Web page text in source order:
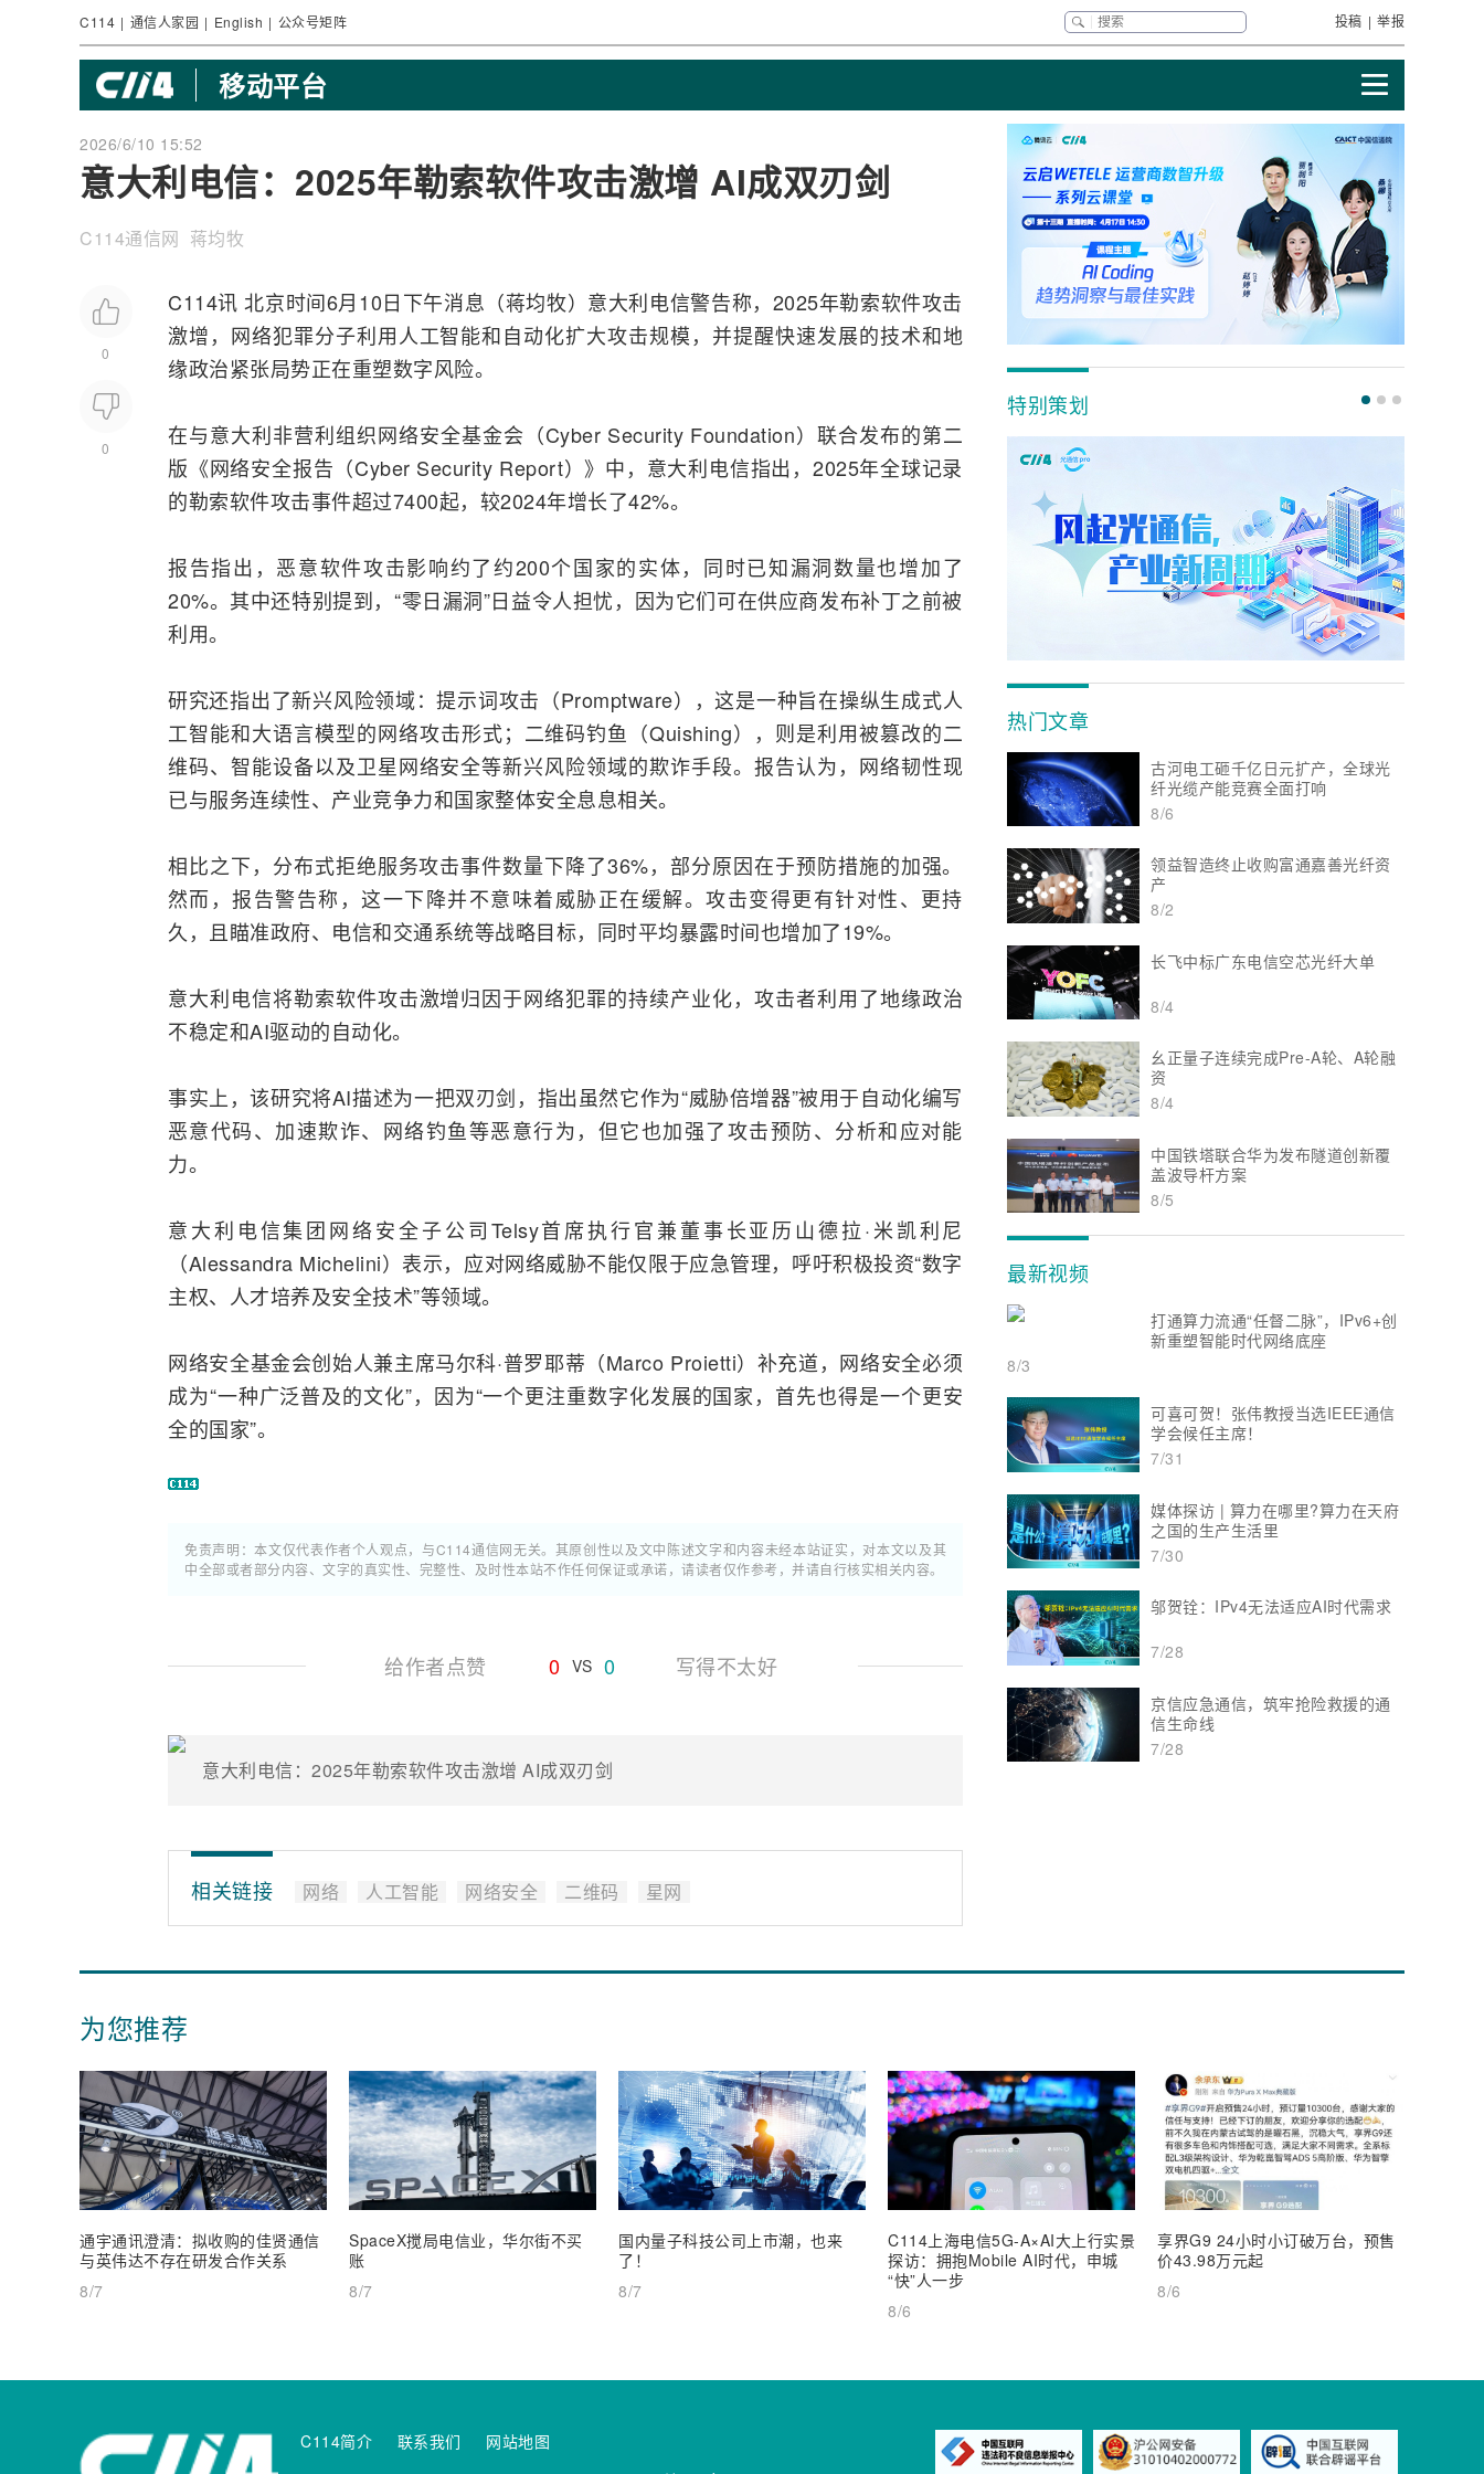
C114 | 通信人家园 | English | 公众号矩阵 投稿 | 举报
移动平台
2026/6/10 15:52
意大利电信：2025年勒索软件攻击激增 AI成双刃剑
C114通信网 蒋均牧
0
0
C114讯 北京时间6月10日下午消息（蒋均牧）意大利电信警告称，2025年勒索软件攻击
激增， 网络犯罪分子利用人工智能和自动化扩大攻击规模，并提醒快速发展的技术和地
缘政治紧张局势正在重塑数字风险。
在与意大利非营利组织网络安全基金会（Cyber Security Foundation）联合发布的第二
版《网络安全报告（Cyber Security Report）》中，意大利电信指出，2025年全球记录
的勒索软件攻击事件超过7400起，较2024年增长了42%。
报告指出，恶意软件攻击影响约了约200个国家的实体，同时已知漏洞数量也增加了
20%。其中还特别提到，“零日漏洞”日益令人担忧，因为它们可在供应商发布补丁之前被
利用。
研究还指出了新兴风险领域：提示词攻击（Promptware），这是一种旨在操纵生成式人
工智能和大语言模型的网络攻击形式； 二维码钓鱼（Quishing），则是利用被篡改的二
维码、智能设备以及卫星网络安全等新兴风险领域的欺诈手段。报告认为，网络韧性现
已与服务连续性、产业竞争力和国家整体安全息息相关。
相比之下，分布式拒绝服务攻击事件数量下降了36%，部分原因在于预防措施的加强。
然而，报告警告称，这一下降并不意味着威胁正在缓解。攻击变得更有针对性、更持
久，且瞄准政府、电信和交通系统等战略目标，同时平均暴露时间也增加了19%。
意大利电信将勒索软件攻击激增归因于网络犯罪的持续产业化，攻击者利用了地缘政治
不稳定和AI驱动的自动化。
事实上，该研究将AI描述为一把双刃剑，指出虽然它作为“威胁倍增器”被用于自动化编写
恶意代码、加速欺诈、网络钓鱼等恶意行为，但它也加强了攻击预防、分析和应对能
力。
意大利电信集团网络安全子公司Telsy首席执行官兼董事长亚历山德拉·米凯利尼
（Alessandra Michelini）表示，应对网络威胁不能仅限于应急管理，呼吁积极投资“数字
主权、人才培养及安全技术”等领域。
网络安全基金会创始人兼主席马尔科·普罗耶蒂（Marco Proietti）补充道，网络安全必须
成为“一种广泛普及的文化”，因为“一个更注重数字化发展的国家，首先也得是一个更安
全的国家”。
免责声明：本文仅代表作者个人观点，与C114通信网无关。其原创性以及文中陈述文字和内容未经本站证实，对本文以及其
中全部或者部分内容、文字的真实性、完整性、及时性本站不作任何保证或承诺，请读者仅作参考，并请自行核实相关内容。
给作者点赞 0 VS 0 写得不太好
意大利电信：2025年勒索软件攻击激增 AI成双刃剑
相关链接 网络 人工智能 网络安全 二维码 星网
特别策划
热门文章
古河电工砸千亿日元扩产，全球光
纤光缆产能竞赛全面打响
8/6
领益智造终止收购富通嘉善光纤资
产
8/2
长飞中标广东电信空芯光纤大单
8/4
幺正量子连续完成Pre-A轮、A轮融
资
8/4
中国铁塔联合华为发布隧道创新覆
盖波导杆方案
8/5
最新视频
打通算力流通“任督二脉”，IPv6+创
新重塑智能时代网络底座
8/3
可喜可贺！张伟教授当选IEEE通信
学会候任主席！
7/31
媒体探访 | 算力在哪里?算力在天府
之国的生产生活里
7/30
邬贺铨：IPv4无法适应AI时代需求
7/28
京信应急通信，筑牢抢险救援的通
信生命线
7/28
为您推荐
通宇通讯澄清：拟收购的佳贤通信
与英伟达不存在研发合作关系
8/7
SpaceX搅局电信业，华尔街不买
账
8/7
国内量子科技公司上市潮，也来
了！
8/7
C114上海电信5G-A×AI大上行实景
探访：拥抱Mobile AI时代，申城
“快”人一步
8/6
享界G9 24小时小订破万台，预售
价43.98万元起
8/6
C114简介 联系我们
网站地图